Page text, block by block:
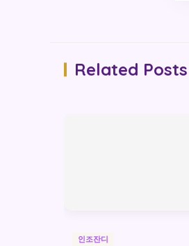
Related Posts
인조잔디